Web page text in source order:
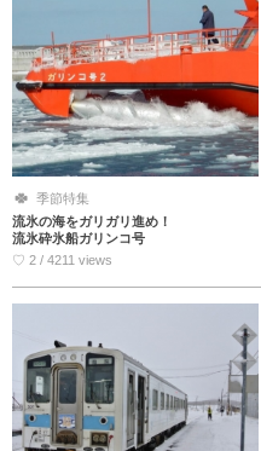
季節特集
流氷の海をガリガリ進め！
流氷砕氷船ガリンコ号
♡ 2 / 4211 views